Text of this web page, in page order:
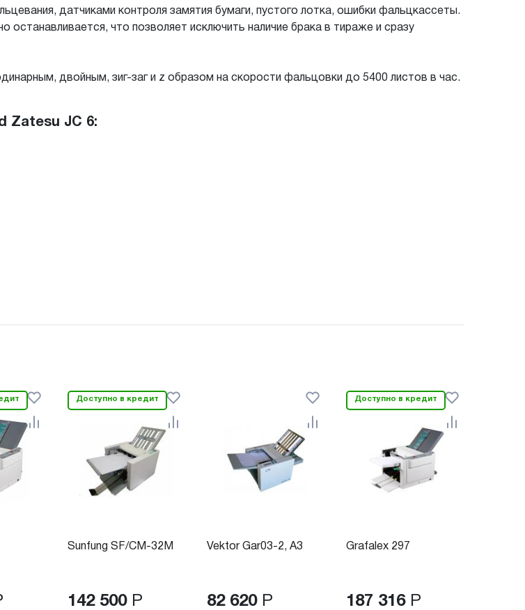
датчиками контроля замятия бумаги, пустого лотка, ошибки фальцкассеты.
что позволяет исключить наличие брака в тираже и сразу
двойным, зиг-заг и z образом на скорости фальцовки до 5400 листов в час.
Zatesu JC 6:
Доступно в кредит
Sunfung SF/CM-32M
142 500 Р
Vektor Gar03-2, А3
82 620 Р
Доступно в кредит
Grafalex 297
187 316 Р